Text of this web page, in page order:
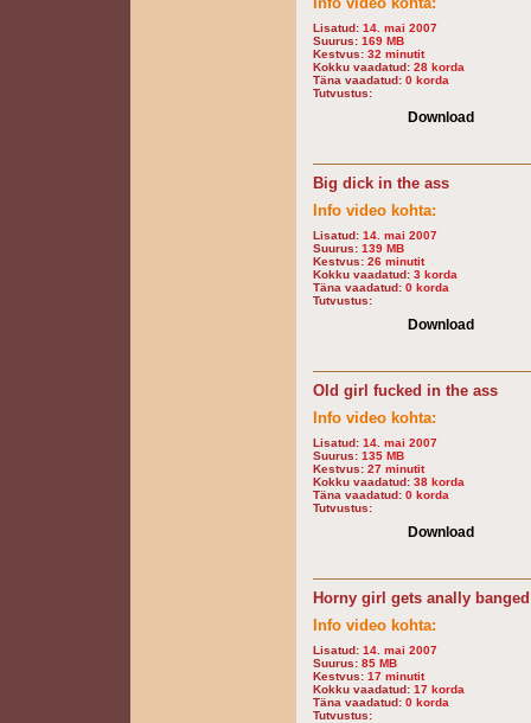
Lisatud: 14. mai 2007
Suurus: 169 MB
Kestvus: 32 minutit
Kokku vaadatud: 28 korda
Täna vaadatud: 0 korda
Tutvustus:
Download
Big dick in the ass
Info video kohta:
Lisatud: 14. mai 2007
Suurus: 139 MB
Kestvus: 26 minutit
Kokku vaadatud: 3 korda
Täna vaadatud: 0 korda
Tutvustus:
Download
Old girl fucked in the ass
Info video kohta:
Lisatud: 14. mai 2007
Suurus: 135 MB
Kestvus: 27 minutit
Kokku vaadatud: 38 korda
Täna vaadatud: 0 korda
Tutvustus:
Download
Horny girl gets anally banged
Info video kohta:
Lisatud: 14. mai 2007
Suurus: 85 MB
Kestvus: 17 minutit
Kokku vaadatud: 17 korda
Täna vaadatud: 0 korda
Tutvustus: